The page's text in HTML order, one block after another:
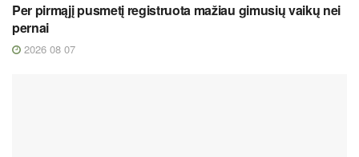
Per pirmąjį pusmetį registruota mažiau gimusių vaikų nei
pernai
2026 08 07